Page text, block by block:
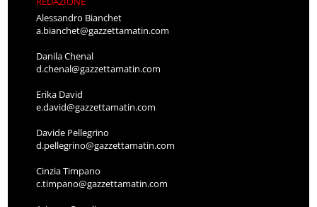
Alessandro Bianchet
a.bianchet@gazzettamatin.com
Danila Chenal
d.chenal@gazzettamatin.com
Erika David
e.david@gazzettamatin.com
Davide Pellegrino
d.pellegrino@gazzettamatin.com
Cinzia Timpano
c.timpano@gazzettamatin.com